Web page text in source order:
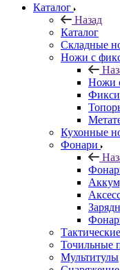
Каталог
Назад
Каталог
Складные
Ножи с
Ножи
Кухонные
Фонари
Точильные
Мультитулы